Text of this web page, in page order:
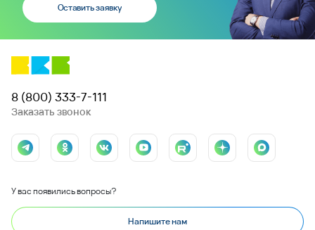
Оставить заявку
8 (800) 333-7-111
Заказать звонок
У вас появились вопросы?
Напишите нам